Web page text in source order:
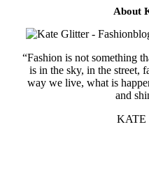
About
“Fashion is not something
is in the sky, in the street,
way we live, what is
and
KATE